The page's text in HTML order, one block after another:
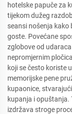
hotelske papuče za
tijekom dužeg
seansi nošenja
goste. Povećane
zglobove od
nepromjernim
koji se često koriste
memorijske pene
kupaonice,
kupanja i opuštanja.
izdržava stroge